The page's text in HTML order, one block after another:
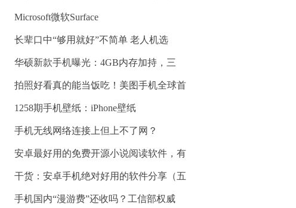
Microsoft微软Surface
长辈口中“够用就好”不简单 老人机选
华硕新款手机曝光：4GB内存加持，三
拍照好看真的能当饭吃！美图手机全球首
1258期手机壁纸：iPhone壁纸
手机无线网络连接上但上不了网？
安卓最好用的免费开源小说阅读软件，有
干货：安卓手机绝对好用的软件分享（五
手机国内“漫游费”还收吗？工信部权威